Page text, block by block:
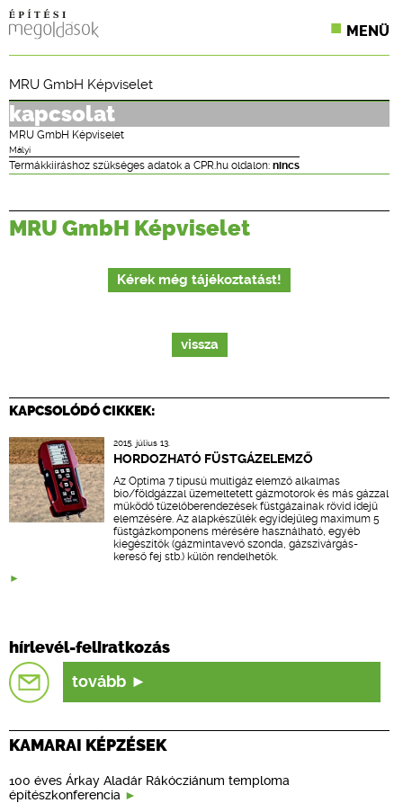
MENÜ
ONLINE KÉPZÉSEK
TERVEZÉSI SEGÉDLETEK
MRU GmbH Képviselet
kapcsolat
MRU GmbH Képviselet
Mályi
Termákkiíráshoz szükséges adatok a CPR.hu oldalon: nincs
MRU GmbH Képviselet
Kérek még tájékoztatást!
vissza
KAPCSOLÓDÓ CIKKEK:
2015. július 13.
HORDOZHATÓ FÜSTGÁZELEMZŐ
Az Optima 7 típusú multigáz elemző alkalmas
bio/földgázzal üzemeltetett gázmotorok és más gázzal
működő tüzelőberendezések füstgázainak rövid idejű
elemzésére. Az alapkészülék egyidejűleg maximum 5
füstgázkomponens mérésére használható, egyéb
kiegészítők (gázmintavevő szonda, gázszivárgás-
kereső fej stb.) külön rendelhetők.
hírlevél-feliratkozás
tovább
KAMARAI KÉPZÉSEK
100 éves Árkay Aladár Rákócziánum temploma
építészkonferencia